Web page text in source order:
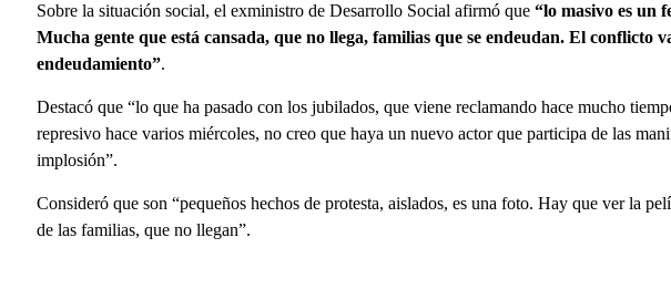
Sobre la situación social, el exministro de Desarrollo Social afirmó que “lo masivo es un
Mucha gente que está cansada, que no llega, familias que se endeudan. El conflicto
endeudamiento”.
Destacó que “lo que ha pasado con los jubilados, que viene reclamando hace mucho
represivo hace varios miércoles, no creo que haya un nuevo actor que participa de las
implosión”.
Consideró que son “pequeños hechos de protesta, aislados, es una foto. Hay que ver la
de las familias, que no llegan”.